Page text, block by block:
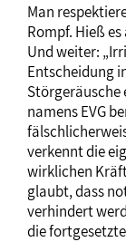
Man
Rompf. Hieß es
Und weiter:
Entscheidung
namens EVG
verkennt die
wirklichen
glaubt, dass
verhindert
die